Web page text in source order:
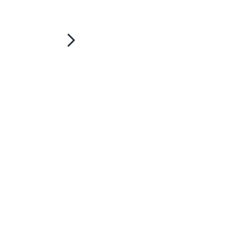
Corsa Opel (2004)